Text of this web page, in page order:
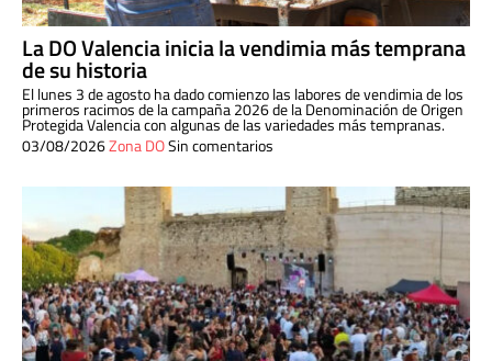
La DO Valencia inicia la vendimia más temprana
de su historia
El lunes 3 de agosto ha dado comienzo las labores de vendimia de los
primeros racimos de la campaña 2026 de la Denominación de Origen
Protegida Valencia con algunas de las variedades más tempranas.
03/08/2026Zona DOSin comentarios